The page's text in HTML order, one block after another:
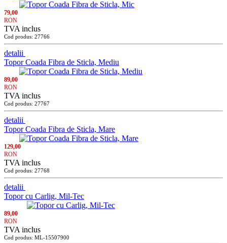
79,00
RON
TVA inclus
Cod produs: 27766
detalii
Topor Coada Fibra de Sticla, Mediu
89,00
RON
TVA inclus
Cod produs: 27767
detalii
Topor Coada Fibra de Sticla, Mare
129,00
RON
TVA inclus
Cod produs: 27768
detalii
Topor cu Carlig, Mil-Tec
89,00
RON
TVA inclus
Cod produs: ML-15507900